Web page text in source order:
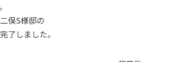
俣S様邸の
了しました。